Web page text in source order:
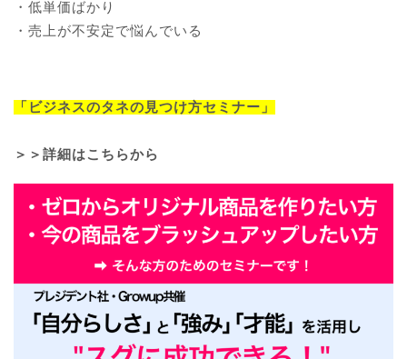
・低単価ばかり
・売上が不安定で悩んでいる
「ビジネスのタネの見つけ方セミナー」
＞＞詳細はこちらから